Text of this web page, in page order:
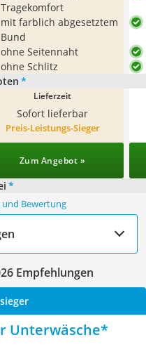
Tragekomfort
mit farblich abgesetztem
Bund
ohne Seitennaht
ohne Schlitz
*
Lieferzeit
Sofort lieferbar
Preis-Leistungs-Sieger
Zum Angebot »
*
Bewertung
Empfehlungen
Unterwäsche